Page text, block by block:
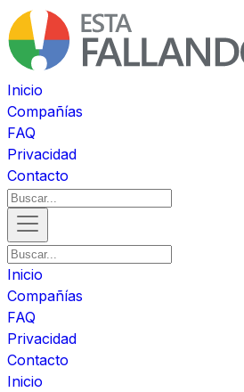
Inicio
Compañías
FAQ
Privacidad
Contacto
Inicio
Compañías
FAQ
Privacidad
Contacto
Inicio